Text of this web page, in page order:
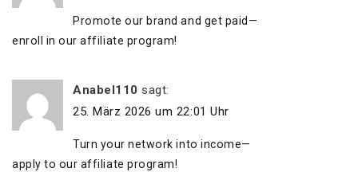
Promote our brand and get paid—
enroll in our affiliate program!
Anabel110 sagt:
25. März 2026 um 22:01 Uhr
Turn your network into income—
apply to our affiliate program!